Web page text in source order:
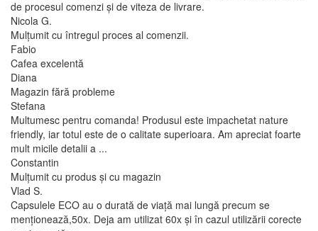
de procesul comenzi și de viteza de livrare.
Nicola G.
Mulțumit cu întregul proces al comenzii.
Fabio
Cafea excelentă
Diana
Magazin fără probleme
Stefana
Multumesc pentru comanda! Produsul este impachetat nature
friendly, iar totul este de o calitate superioara. Am apreciat foarte
mult micile detalii a ...
Constantin
Mulțumit cu produs și cu magazin
Vlad S.
Capsulele ECO au o durată de viață mai lungă precum se
menționează,50x. Deja am utilizat 60x și în cazul utilizării corecte